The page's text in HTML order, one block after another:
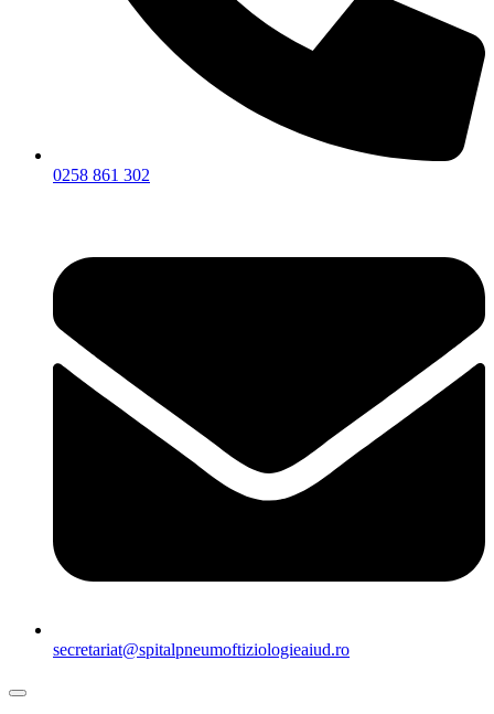
0258 861 302
secretariat@spitalpneumoftiziologieaiud.ro